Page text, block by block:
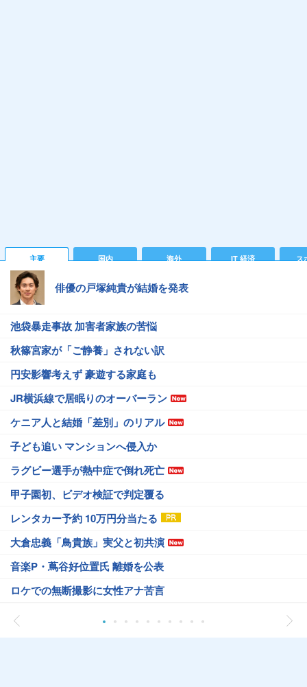
主要 国内 海外 IT 経済 ス
俳優の戸塚純貴が結婚を発表
池袋暴走事故 加害者家族の苦悩
秋篠宮家が「ご静養」されない訳
円安影響考えず 豪遊する家庭も
JR横浜線で居眠りのオーバーラン
ケニア人と結婚「差別」のリアル
子ども追い マンションへ侵入か
ラグビー選手が熱中症で倒れ死亡
甲子園初、ビデオ検証で判定覆る
レンタカー予約 10万円分当たる
大倉忠義「鳥貴族」実父と初共演
音楽P・蔦谷好位置氏 離婚を公表
ロケでの無断撮影に女性アナ苦言